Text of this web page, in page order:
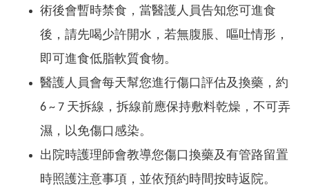
術後會暫時禁食，當醫護人員告知您可進食
後，請先喝少許開水，若無腹脹、嘔吐情形，
即可進食低脂軟質食物。
醫護人員會每天幫您進行傷口評估及換藥，約
6 ~ 7 天拆線，拆線前應保持敷料乾燥，不可弄
濕，以免傷口感染。
出院時護理師會教導您傷口換藥及有管路留置
時照護注意事項，並依預約時間按時返院。